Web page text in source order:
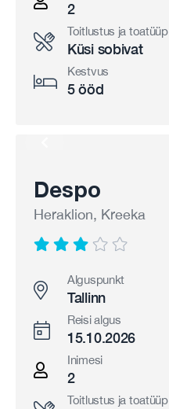
2
Toitlustus ja toatüüp
Küsi sobivat
Kestvus
5 ööd
Despo
Heraklion, Kreeka
Alguspunkt
Tallinn
Reisi algus
15.10.2026
Inimesi
2
Toitlustus ja toatüüp